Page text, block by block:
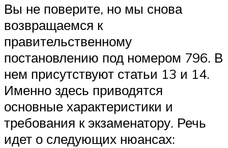
Вы не поверите, но мы снова
возвращаемся к
правительственному
постановлению под номером 796. В
нем присутствуют статьи 13 и 14.
Именно здесь приводятся
основные характеристики и
требования к экзаменатору. Речь
идет о следующих нюансах: